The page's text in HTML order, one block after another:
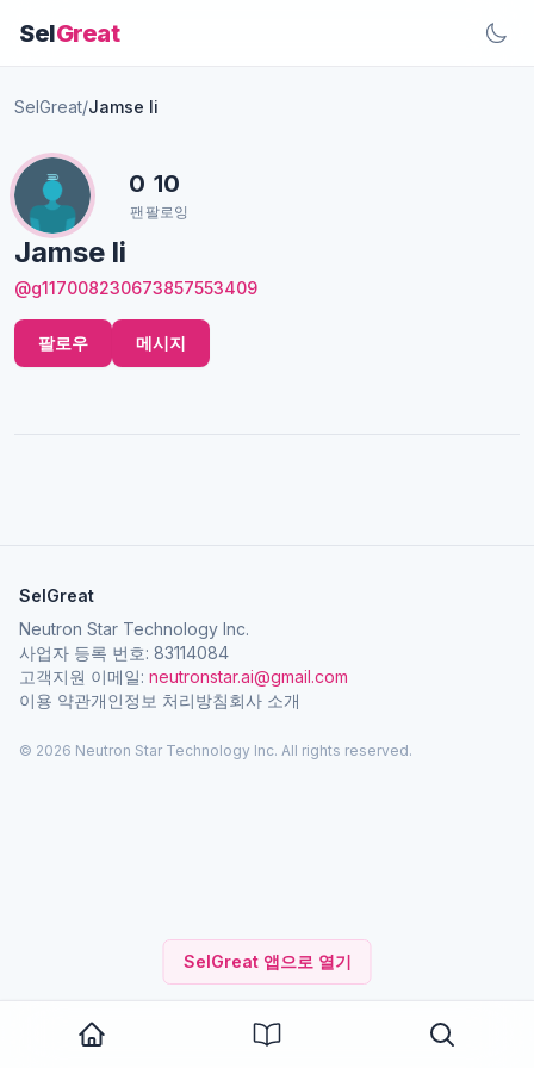
SelGreat
SelGreat 앱으로 열기
SelGreat/Jamse li
Jamse li
@g117008230673857553409
0
팬
10
팔로잉
팔로우 메시지
SelGreat
Neutron Star Technology Inc.
사업자 등록 번호: 83114084
고객지원 이메일: neutronstar.ai@gmail.com
이용 약관개인정보 처리방침회사 소개
© 2026 Neutron Star Technology Inc. All rights reserved.